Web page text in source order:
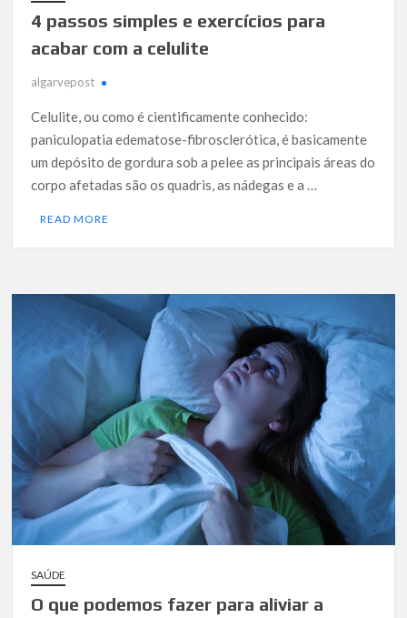
4 passos simples e exercícios para
acabar com a celulite
algarvepost
Celulite, ou como é cientificamente conhecido:
paniculopatia edematose-fibrosclerótica, é basicamente
um depósito de gordura sob a pelee as principais áreas do
corpo afetadas são os quadris, as nádegas e a …
READ MORE
SAÚDE
O que podemos fazer para aliviar a